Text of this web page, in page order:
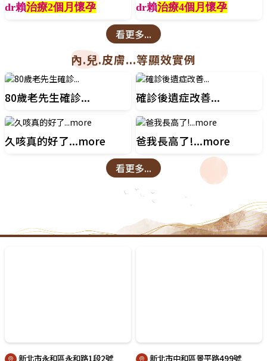
dr賴治療2個月懷孕
dr賴治療4個月懷孕
看更多...
內.兒.皮膚...等顯效實例
80歲老先生確診... 確診後遺症改善...
久咳真的好了...more 爸我長高了!...more
看更多...
新北市永和區永和路1段2號 新北市中和區景平路499號